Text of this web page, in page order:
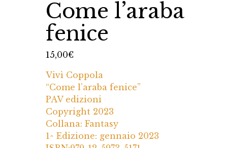
Come l’araba
fenice
15,00€
Vivì Coppola
“Come l’araba fenice”
PAV edizioni
Copyright 2023
Collana: Fantasy
1^ Edizione: gennaio 2023